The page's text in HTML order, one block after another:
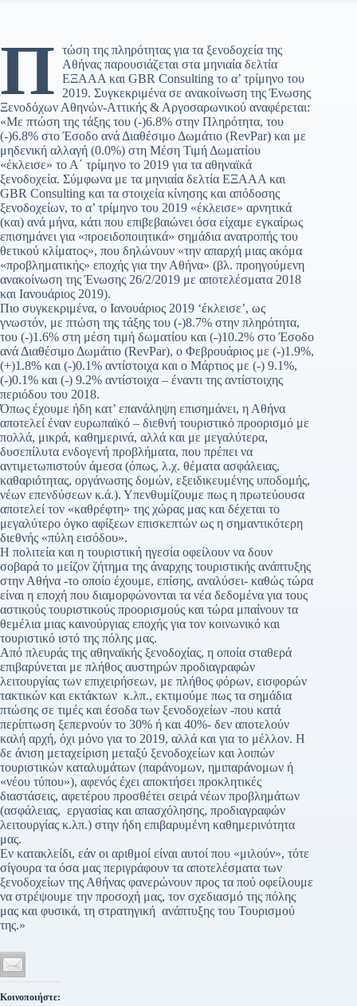
Π τώση της πληρότητας για τα ξενοδοχεία της
Αθήνας παρουσιάζεται στα μηνιαία δελτία
ΕΞΑΑΑ και GBR Consulting το α’ τρίμηνο του
2019. Συγκεκριμένα σε ανακοίνωση της Ένωσης
Ξενοδόχων Αθηνών-Αττικής & Αργοσαρωνικού αναφέρεται:
«Με πτώση της τάξης του (-)6.8% στην Πληρότητα, του
(-)6.8% στο Έσοδο ανά Διαθέσιμο Δωμάτιο (RevPar) και με
μηδενική αλλαγή (0.0%) στη Μέση Τιμή Δωματίου
«έκλεισε» το Α΄ τρίμηνο το 2019 για τα αθηναϊκά
ξενοδοχεία. Σύμφωνα με τα μηνιαία δελτία ΕΞΑΑΑ και
GBR Consulting και τα στοιχεία κίνησης και απόδοσης
ξενοδοχείων, το α’ τρίμηνο του 2019 «έκλεισε» αρνητικά
(και) ανά μήνα, κάτι που επιβεβαιώνει όσα είχαμε εγκαίρως
επισημάνει για «προειδοποιητικά» σημάδια ανατροπής του
θετικού κλίματος», που δηλώνουν «την απαρχή μιας ακόμα
«προβληματικής» εποχής για την Αθήνα» (βλ. προηγούμενη
ανακοίνωση της Ένωσης 26/2/2019 με αποτελέσματα 2018
και Ιανουάριος 2019).
Πιο συγκεκριμένα, ο Ιανουάριος 2019 ‘έκλεισε’, ως
γνωστόν, με πτώση της τάξης του (-)8.7% στην πληρότητα,
του (-)1.6% στη μέση τιμή δωματίου και (-)10.2% στο Έσοδο
ανά Διαθέσιμο Δωμάτιο (RevPar), ο Φεβρουάριος με (-)1.9%,
(+)1.8% και (-)0.1% αντίστοιχα και ο Μάρτιος με (-) 9.1%,
(-)0.1% και (-) 9.2% αντίστοιχα – έναντι της αντίστοιχης
περιόδου του 2018.
Όπως έχουμε ήδη κατ’ επανάληψη επισημάνει, η Αθήνα
αποτελεί έναν ευρωπαϊκό – διεθνή τουριστικό προορισμό με
πολλά, μικρά, καθημερινά, αλλά και με μεγαλύτερα,
δυσεπίλυτα ενδογενή προβλήματα, που πρέπει να
αντιμετωπιστούν άμεσα (όπως, λ.χ. θέματα ασφάλειας,
καθαριότητας, οργάνωσης δομών, εξειδικευμένης υποδομής,
νέων επενδύσεων κ.ά.). Υπενθυμίζουμε πως η πρωτεύουσα
αποτελεί τον «καθρέφτη» της χώρας μας και δέχεται το
μεγαλύτερο όγκο αφίξεων επισκεπτών ως η σημαντικότερη
διεθνής «πύλη εισόδου».
Η πολιτεία και η τουριστική ηγεσία οφείλουν να δουν
σοβαρά το μείζον ζήτημα της άναρχης τουριστικής ανάπτυξης
στην Αθήνα -το οποίο έχουμε, επίσης, αναλύσει- καθώς τώρα
είναι η εποχή που διαμορφώνονται τα νέα δεδομένα για τους
αστικούς τουριστικούς προορισμούς και τώρα μπαίνουν τα
θεμέλια μιας καινούργιας εποχής για τον κοινωνικό και
τουριστικό ιστό της πόλης μας.
Από πλευράς της αθηναϊκής ξενοδοχίας, η οποία σταθερά
επιβαρύνεται με πλήθος αυστηρών προδιαγραφών
λειτουργίας των επιχειρήσεων, με πλήθος φόρων, εισφορών
τακτικών και εκτάκτων κ.λπ., εκτιμούμε πως τα σημάδια
πτώσης σε τιμές και έσοδα των ξενοδοχείων -που κατά
περίπτωση ξεπερνούν το 30% ή και 40%- δεν αποτελούν
καλή αρχή, όχι μόνο για το 2019, αλλά και για το μέλλον. Η
δε άνιση μεταχείριση μεταξύ ξενοδοχείων και λοιπών
τουριστικών καταλυμάτων (παράνομων, ημιπαράνομων ή
«νέου τύπου»), αφενός έχει αποκτήσει προκλητικές
διαστάσεις, αφετέρου προσθέτει σειρά νέων προβλημάτων
(ασφάλειας, εργασίας και απασχόλησης, προδιαγραφών
λειτουργίας κ.λπ.) στην ήδη επιβαρυμένη καθημερινότητα
μας.
Εν κατακλείδι, εάν οι αριθμοί είναι αυτοί που «μιλούν», τότε
σίγουρα τα όσα μας περιγράφουν τα αποτελέσματα των
ξενοδοχείων της Αθήνας φανερώνουν προς τα πού οφείλουμε
να στρέψουμε την προσοχή μας, τον σχεδιασμό της πόλης
μας και φυσικά, τη στρατηγική ανάπτυξης του Τουρισμού
της.»
Κοινοποιήστε: